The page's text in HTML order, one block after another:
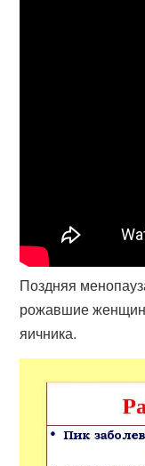
Поздняя
рожавшие
яичника.